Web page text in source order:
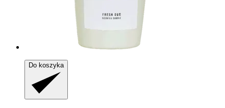
Do koszyka